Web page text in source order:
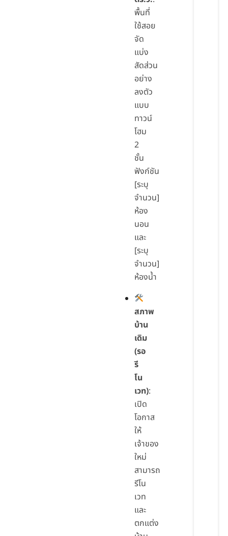
พื้นที่
ใช้สอย
จัด
แบ่ง
สัดส่วน
อย่าง
ลงตัว
แบบ
ทาวน์
โฮม
2
ชั้น
ฟังก์ชัน
[ระบุ
จำนวน]
ห้อง
นอน
และ
[ระบุ
จำนวน]
ห้องน้ำ
สภาพ
บ้าน
เดิม
(รอ
รี
โน
เวท):
เปิด
โอกาส
ให้
เจ้าของ
ใหม่
สามารถ
รีโน
เวท
และ
ตกแต่ง